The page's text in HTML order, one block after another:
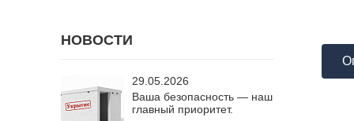
НОВОСТИ
29.05.2026
Ваша безопасность — наш
главный приоритет.